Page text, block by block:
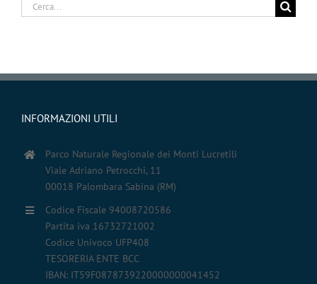
Cerca
INFORMAZIONI UTILI
Parco Naturale Regionale dei Monti Lucretili
Viale Adriano Petrocchi, 11
00018 Palombara Sabina (RM)
Codice Fiscale 94008720586
Partita iva 16732721002
Codice Univoco UFP408
TESORERIA ENTE BCC
IBAN: IT59F0878739220000000041452